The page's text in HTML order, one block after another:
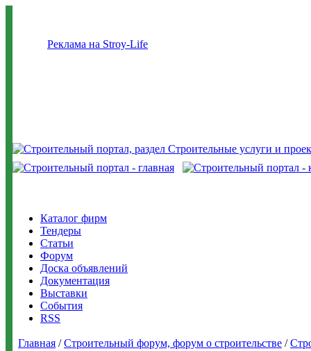
Реклама на Stroy-Life
Каталог фирм
Тендеры
Статьи
Форум
Доска объявлений
Документация
Выставки
События
RSS
Главная /Строительный форум, форум о строительстве /